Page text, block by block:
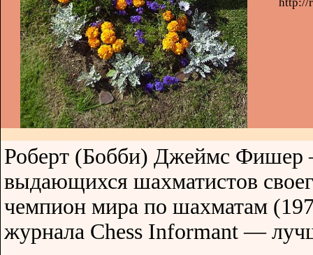
Роберт (Бобби) Джеймс Фишер
выдающихся шахматистов
чемпион мира по шахматам
журнала Chess Informant —